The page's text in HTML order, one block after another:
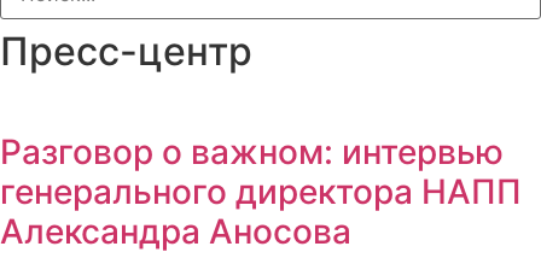
Пресс-центр
Разговор о важном: интервью
генерального директора НАПП
Александра Аносова